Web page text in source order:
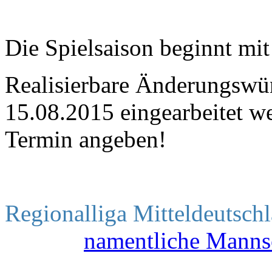
Die Spielsaison beginnt
Realisierbare
15.08.2015 eingearbeitet
Termin angeben!
Regionalliga
namentliche